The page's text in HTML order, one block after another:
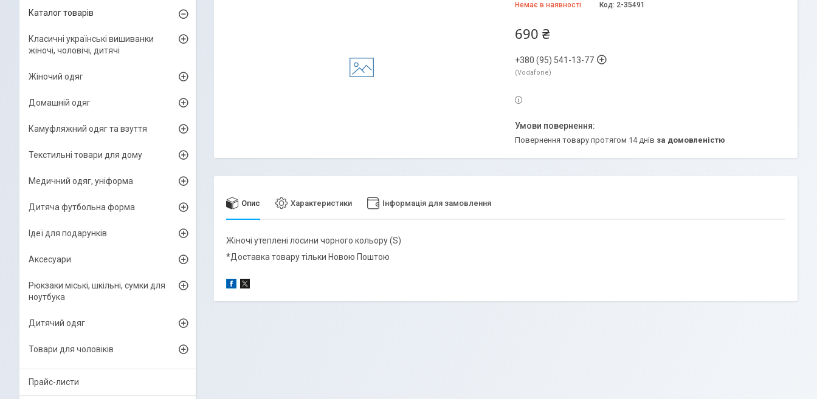
Немає в наявності Код: 2-35491
690 ₴
+380 (95) 541-13-77
Vodafone
повернення товару протягом 14 днів за домовленістю
Опис Характеристики Інформація для замовлення
Жіночі утеплені лосини чорного кольору (S)
*Доставка товару тільки Новою Поштою
Каталог товарів
Класичні українські вишиванки
жіночі, чоловічі, дитячі
Жіночий одяг
Домашній одяг
Камуфляжний одяг та взуття
Текстильні товари для дому
Медичний одяг, уніформа
Дитяча футбольна форма
Ідеї для подарунків
Аксесуари
Рюкзаки міські, шкільні, сумки для
ноутбука
Дитячий одяг
Товари для чоловіків
Прайс-листи